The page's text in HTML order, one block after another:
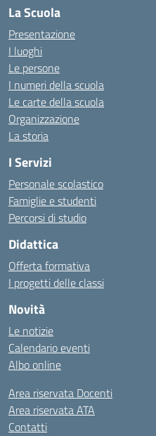
La Scuola
Presentazione
I luoghi
Le persone
I numeri della scuola
Le carte della scuola
Organizzazione
La storia
I Servizi
Personale scolastico
Famiglie e studenti
Percorsi di studio
Didattica
Offerta formativa
I progetti delle classi
Novità
Le notizie
Calendario eventi
Albo online
Area riservata Docenti
Area riservata ATA
Contatti